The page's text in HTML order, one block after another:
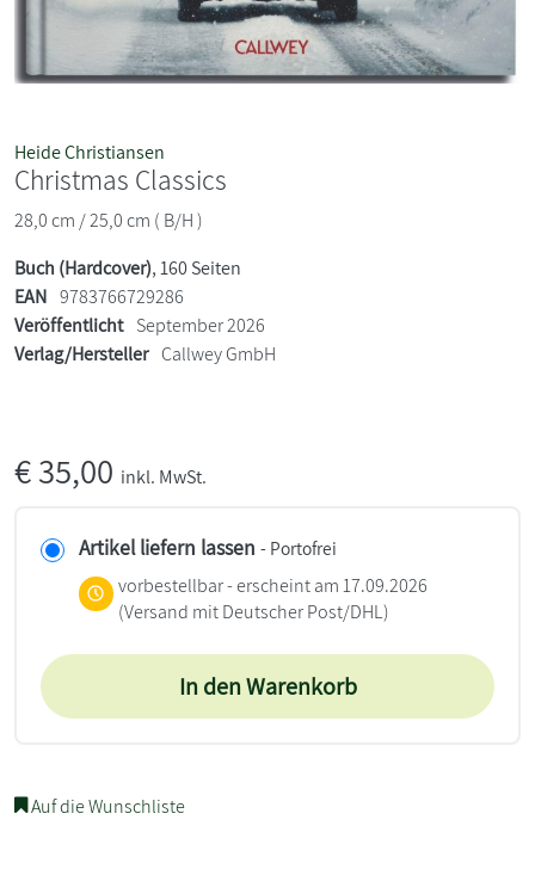
Heide Christiansen
Christmas Classics
28,0 cm / 25,0 cm ( B/H )
Buch (Hardcover), 160 Seiten
EAN 9783766729286
Veröffentlicht September 2026
Verlag/Hersteller Callwey GmbH
€35,00 inkl. MwSt.
Artikel liefern lassen - Portofrei
vorbestellbar - erscheint am 17.09.2026
(Versand mit Deutscher Post/DHL)
In den Warenkorb
Auf die Wunschliste